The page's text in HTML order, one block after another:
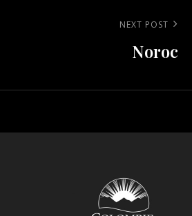
NEXT POST
Noroc